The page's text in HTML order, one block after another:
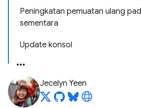
Peningkatan pemuatan ulang
sementara
Update konsol
Jecelyn Yeen